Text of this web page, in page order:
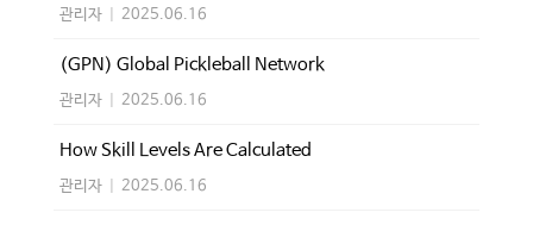
관리자 2025.06.16
(GPN) Global Pickleball Network
관리자 2025.06.16
How Skill Levels Are Calculated
관리자 2025.06.16